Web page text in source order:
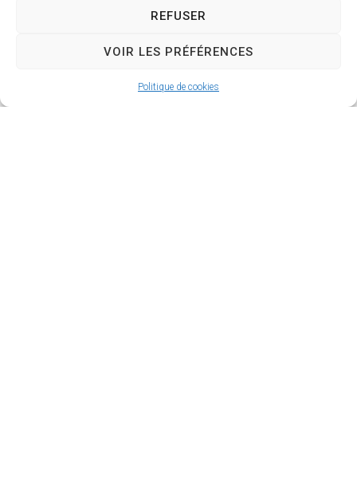
REFUSER
VOIR LES PRÉFÉRENCES
Politique de cookies
ou professionnelles
d'inflammation de la
végétation dans les